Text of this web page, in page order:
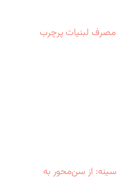
مصرف لبنیات پرچرب
از سن‌محور به